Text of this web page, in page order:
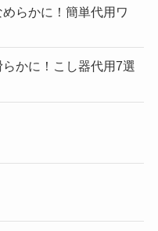
らかに！簡単代用ワ
かに！こし器代用7選